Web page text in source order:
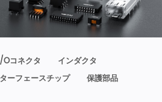
Oコネクタ
インダクタ
ーフェースチップ
保護部品